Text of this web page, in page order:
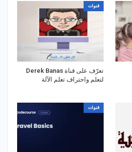
قنوات
تعرّف على قناة Derek Banas
لتعلم واحتراف تعلم الآلة
قنوات